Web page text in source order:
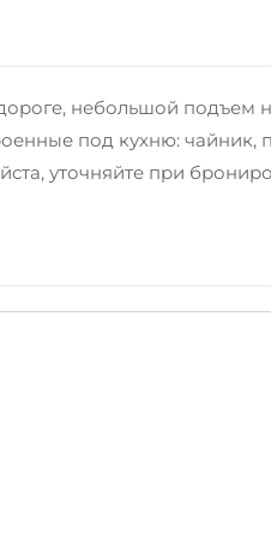
небольшой подъем
под кухню: чайник,
уточняйте при